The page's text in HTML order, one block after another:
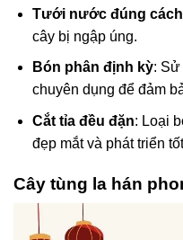
Tưới nước đúng cách
cây bị ngập úng.
Bón phân định kỳ: Sử
chuyên dụng để đảm
Cắt tỉa đều đặn: Loại
đẹp mắt và phát triển
Cây tùng la hán